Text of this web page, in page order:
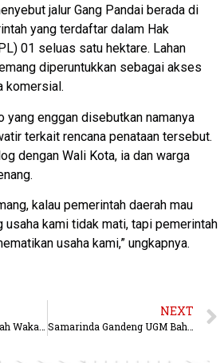
jalur Gang Pandai berada di
yang terdaftar dalam Hak
01 seluas satu hektare. Lahan
diperuntukkan sebagai akses
komersial.
yang enggan disebutkan namanya
terkait rencana penataan tersebut.
dengan Wali Kota, ia dan warga
kalau pemerintah daerah mau
usaha kami tidak mati, tapi pemerintah
usaha kami,” ungkapnya.
NEXT